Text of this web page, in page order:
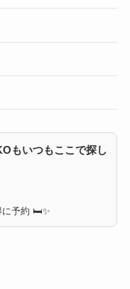
もいつもここで探し